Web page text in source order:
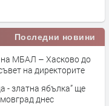
Последни новини
на МБАЛ – Хасково до
на директорите
- златна ябълка” ще
днес